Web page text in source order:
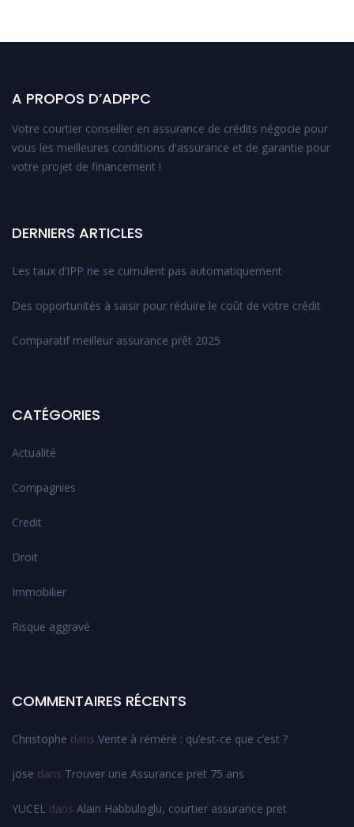
A PROPOS D’ADPPC
Votre courtier conseiller en assurance de crédits négocie pour
vous les meilleures conditions d'assurance et de garantie pour
votre projet de financement !
DERNIERS ARTICLES
Les taux d’IPP ne se cumulent pas automatiquement
Des opportunités à saisir pour réduire le coût de votre crédit
Comparatif meilleur assurance prêt 2025
CATÉGORIES
Actualité
Compagnies
Credit
Droit
Immobilier
Risque aggravé
COMMENTAIRES RÉCENTS
Christophe dans Vente à réméré : qu’est-ce que c’est ?
jose dans Trouver une Assurance pret 75 ans
YUCEL dans Alain Habbuloglu, courtier assurance pret